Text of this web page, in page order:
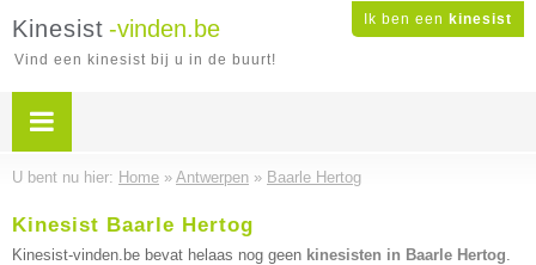
Ik ben een kinesist
Kinesist -vinden.be
Vind een kinesist bij u in de buurt!
U bent nu hier: Home » Antwerpen » Baarle Hertog
Kinesist Baarle Hertog
Kinesist-vinden.be bevat helaas nog geen kinesisten in Baarle Hertog.